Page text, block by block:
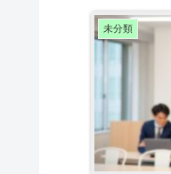
未分類